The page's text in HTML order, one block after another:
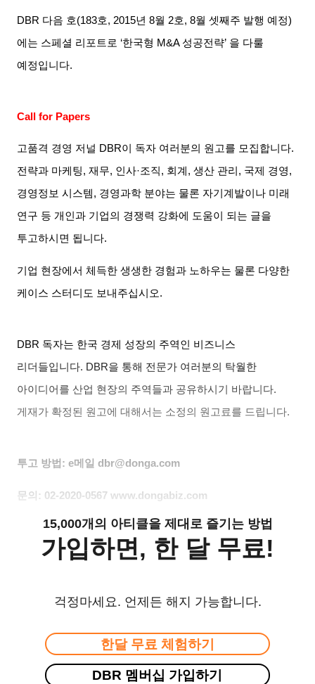
DBR 다음 호(183호, 2015년 8월 2호, 8월 셋째주 발행 예정)
에는 스페셜 리포트로 ‘한국형 M&A 성공전략’ 을 다룰
예정입니다.
Call for Papers
고품격 경영 저널 DBR이 독자 여러분의 원고를 모집합니다.
전략과 마케팅,재무, 인사·조직, 회계 ,생산 관리 , 국제 경영,
경영정보 시스템, 경영과학 분야는 물론 자기계발이나 미래
연구 등 개인과 기업의 경쟁력 강화에 도움이 되는 글을
투고하시면 됩니다.
기업 현장에서 체득한 생생한 경험과 노하우는 물론 다양한
케이스 스터디도 보내주십시오.
DBR 독자는 한국 경제 성장의 주역인 비즈니스
리더들입니다. DBR을 통해 전문가 여러분의 탁월한
아이디어를 산업 현장의 주역들과 공유하시기 바랍니다.
게재가 확정된 원고에 대해서는 소정의 원고료를 드립니다.
투고 방법 : e메일 dbr@donga.com
문의 : 02-2020-0567 www.dongabiz.com
15,000개의 아티클을 제대로 즐기는 방법
가입하면, 한 달 무료!
걱정마세요. 언제든 해지 가능합니다.
한달 무료 체험하기
DBR 멤버십 가입하기